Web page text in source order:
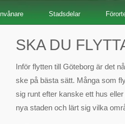
Invånare Stadsdelar
SKA DU
Inför flytten till Göteborg är det
ske på bästa sätt. Många som
sig runt efter kanske ett hus
nya staden och lärt sig vilka